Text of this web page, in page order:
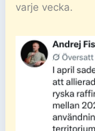
varje vecka.